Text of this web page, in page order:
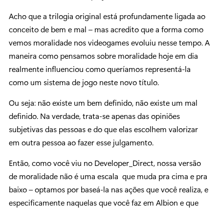
Acho que a trilogia original está profundamente ligada ao
conceito de bem e mal – mas acredito que a forma como
vemos moralidade nos videogames evoluiu nesse tempo. A
maneira como pensamos sobre moralidade hoje em dia
realmente influenciou como queríamos representá-la
como um sistema de jogo neste novo título.
Ou seja: não existe um bem definido, não existe um mal
definido. Na verdade, trata-se apenas das opiniões
subjetivas das pessoas e do que elas escolhem valorizar
em outra pessoa ao fazer esse julgamento.
Então, como você viu no Developer_Direct, nossa versão
de moralidade não é uma escala que muda pra cima e pra
baixo – optamos por baseá-la nas ações que você realiza, e
especificamente naquelas que você faz em Albion e que